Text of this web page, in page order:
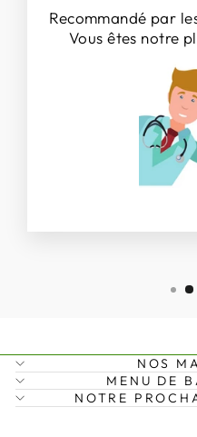
Recommandé par
Vous êtes notre
NOS
MENU DE
NOTRE